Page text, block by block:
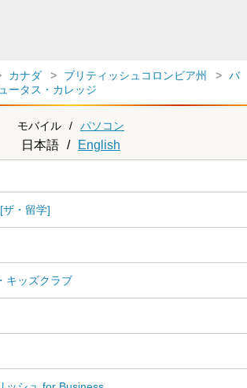
カナダ ブリティッシュコロンビア州
バ
ータス・カレッジ
モバイル / パソコン
日本語 / English
ザ・留学]
キッズクラブ